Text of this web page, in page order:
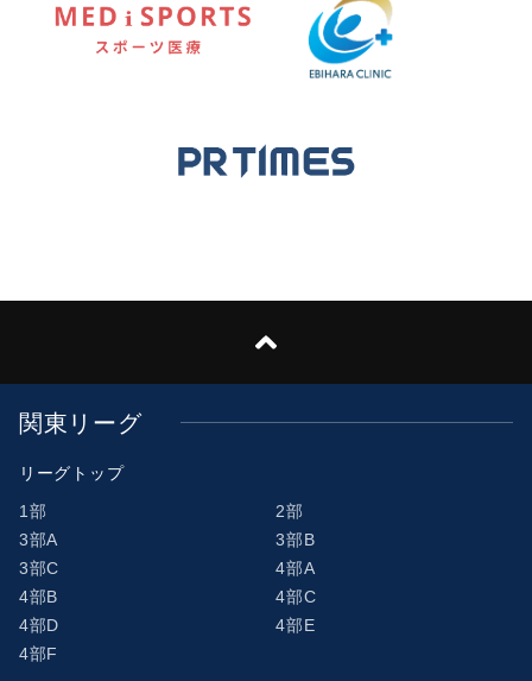
関東リーグ
リーグトップ
1部
2部
3部A
3部B
3部C
4部A
4部B
4部C
4部D
4部E
4部F